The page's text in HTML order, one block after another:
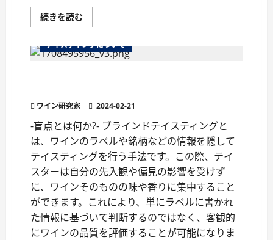
続きを読む
イ
語
『タ
ー・
ア
ロ
マ』
の
秘
密
に
つ
い
て
さ
ら
に
読
む
テイスティングについて
ワイン研究家 2024-02-21
-盲点とは何か?- ブラインドテイスティングと
は、ワインのラベルや銘柄などの情報を隠して
テイスティングを行う手法です。この際、テイ
スターは自分の先入観や偏見の影響を受けず
に、ワインそのものの味や香りに集中すること
ができます。これにより、単にラベルに書かれ
た情報に基づいて判断するのではなく、客観的
にワインの品質を評価することが可能になりま